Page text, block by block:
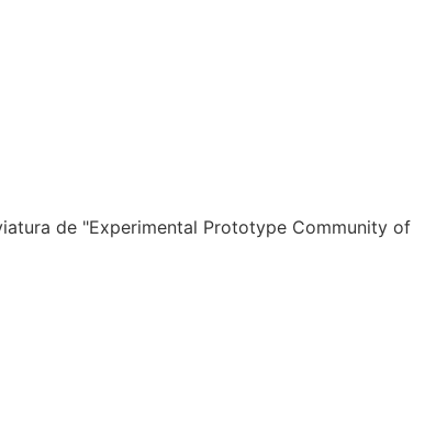
de "Experimental Prototype Community of